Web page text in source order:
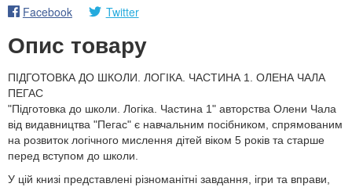
Facebook Twitter
Опис товару
ПІДГОТОВКА ДО ШКОЛИ. ЛОГІКА. ЧАСТИНА 1. ОЛЕНА ЧАЛА
ПЕГАС
"Підготовка до школи. Логіка. Частина 1" авторства Олени Чала
від видавництва "Пегас" є навчальним посібником, спрямованим
на розвиток логічного мислення дітей віком 5 років та старше
перед вступом до школи.
У цій книзі представлені різноманітні завдання, ігри та вправи,